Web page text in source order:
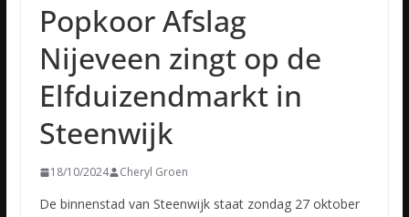
Popkoor Afslag
Nijeveen zingt op de
Elfduizendmarkt in
Steenwijk
18/10/2024 Cheryl Groen
De binnenstad van Steenwijk staat zondag 27 oktober